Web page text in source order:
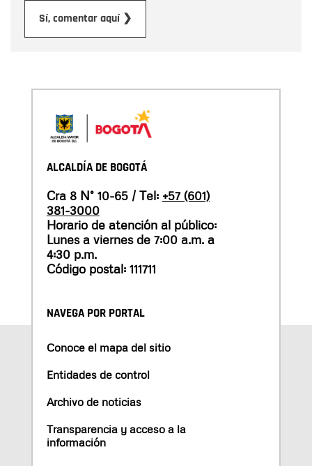
Sí, comentar aquí ❯
ALCALDÍA DE BOGOTÁ
Cra 8 N° 10-65 / Tel: +57 (601)
381-3000
Horario de atención al público:
Lunes a viernes de 7:00 a.m. a
4:30 p.m.
Código postal: 111711
NAVEGA POR PORTAL
Conoce el mapa del sitio
Entidades de control
Archivo de noticias
Transparencia y acceso a la
información